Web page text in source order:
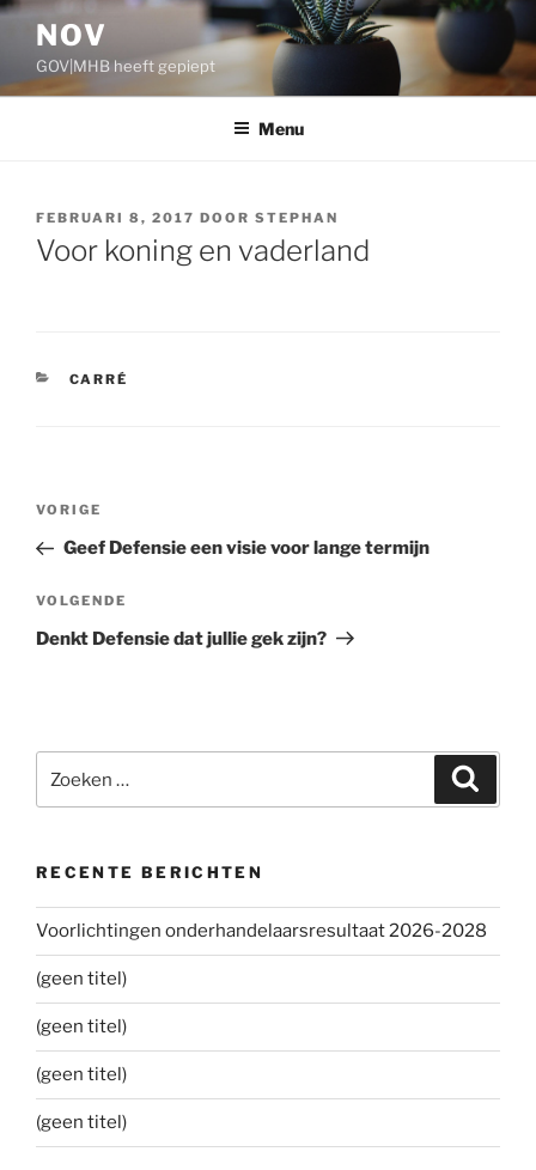
Ga
inhoud
NOV
GOV|MHB heeft gepiept
Menu
GEPLAATST
OP
FEBRUARI 8, 2017 DOOR STEPHAN
Voor koning en vaderland
CATEGORIEËN
CARRÉ
Bericht
Vorig
bericht
VORIGE
Geef Defensie een visie voor lange termijn
Volgend
bericht
VOLGENDE
Denkt Defensie dat jullie gek zijn?
naar:
RECENTE BERICHTEN
Voorlichtingen onderhandelaarsresultaat 2026-2028
(geen titel)
(geen titel)
(geen titel)
(geen titel)